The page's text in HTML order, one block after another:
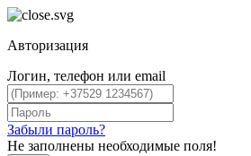
Авторизация
Логин, телефон или email
Забыли пароль?
Не заполнены необходимые поля!